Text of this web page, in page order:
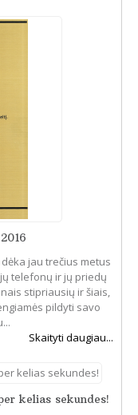
jau trečius metus
telefonų ir jų priedų
stipriausių ir šiais,
pildyti savo
Skaityti daugiau...
kelias sekundes!